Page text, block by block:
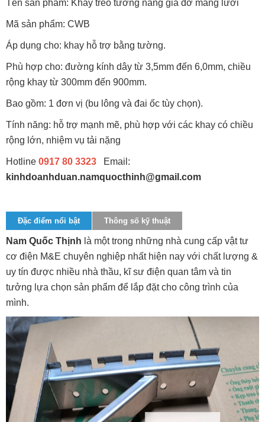
Tên sản phẩm: Khay treo tường nâng giá đỡ máng lưới
Mã sản phẩm: CWB
Áp dụng cho: khay hỗ trợ bằng tường.
Phù hợp cho: đường kính dây từ 3,5mm đến 6,0mm, chiều
rộng khay từ 300mm đến 900mm.
Bao gồm: 1 đơn vị (bu lông và đai ốc tùy chọn).
Tính năng: hỗ trợ mạnh mẽ, phù hợp với các khay có chiều
rộng lớn, nhiệm vụ tải nặng
Hotline 0917 80 3323 Email:
kinhdoanhduan.namquocthinh@gmail.com
Đặc điểm nổi bật Thông số kỹ thuật
Nam Quốc Thịnh là một trong những nhà cung cấp vật tư
cơ điện M&E chuyên nghiệp nhất hiện nay với chất lượng &
uy tín được nhiều nhà thầu, kĩ sư điện quan tâm và tin
tưởng lựa chọn sản phẩm để lắp đặt cho công trình của
mình.